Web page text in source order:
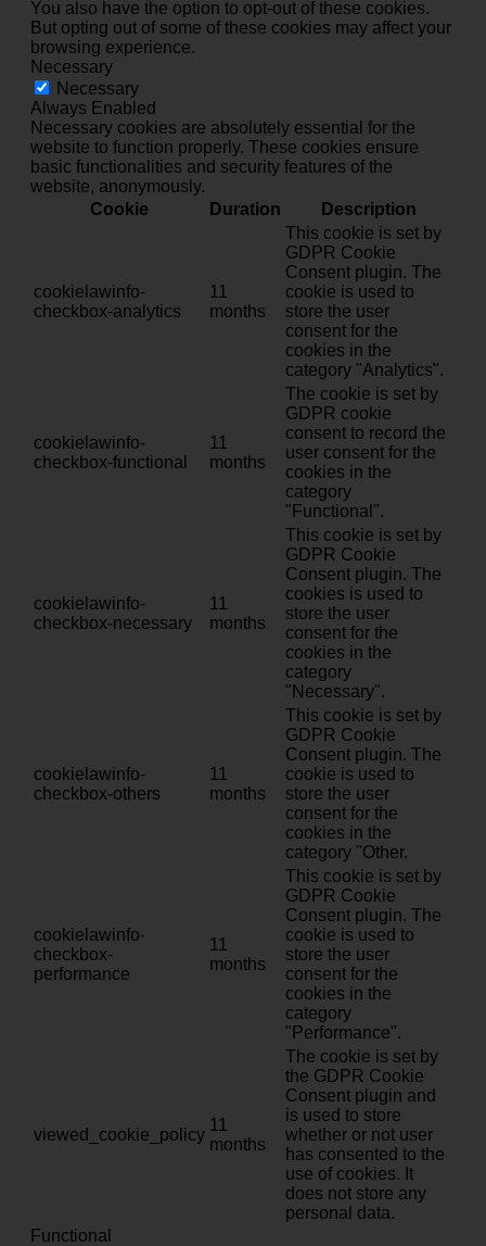
You also have the option to opt-out of these cookies.
But opting out of some of these cookies may affect your
browsing experience.
Necessary
Necessary
Always Enabled
Necessary cookies are absolutely essential for the
website to function properly. These cookies ensure
basic functionalities and security features of the
website, anonymously.
Cookie
Duration Description
cookielawinfo-
checkbox-analytics
11
months
This cookie is set by
GDPR Cookie
Consent plugin. The
cookie is used to
store the user
consent for the
cookies in the
category "Analytics".
cookielawinfo-
checkbox-functional
11
months
The cookie is set by
GDPR cookie
consent to record the
user consent for the
cookies in the
category
"Functional".
cookielawinfo-
checkbox-necessary
11
months
This cookie is set by
GDPR Cookie
Consent plugin. The
cookies is used to
store the user
consent for the
cookies in the
category
"Necessary".
cookielawinfo-
checkbox-others
11
months
This cookie is set by
GDPR Cookie
Consent plugin. The
cookie is used to
store the user
consent for the
cookies in the
category "Other.
cookielawinfo-
checkbox-
performance
11
months
This cookie is set by
GDPR Cookie
Consent plugin. The
cookie is used to
store the user
consent for the
cookies in the
category
"Performance".
viewed_cookie_policy
11
months
The cookie is set by
the GDPR Cookie
Consent plugin and
is used to store
whether or not user
has consented to the
use of cookies. It
does not store any
personal data.
Functional